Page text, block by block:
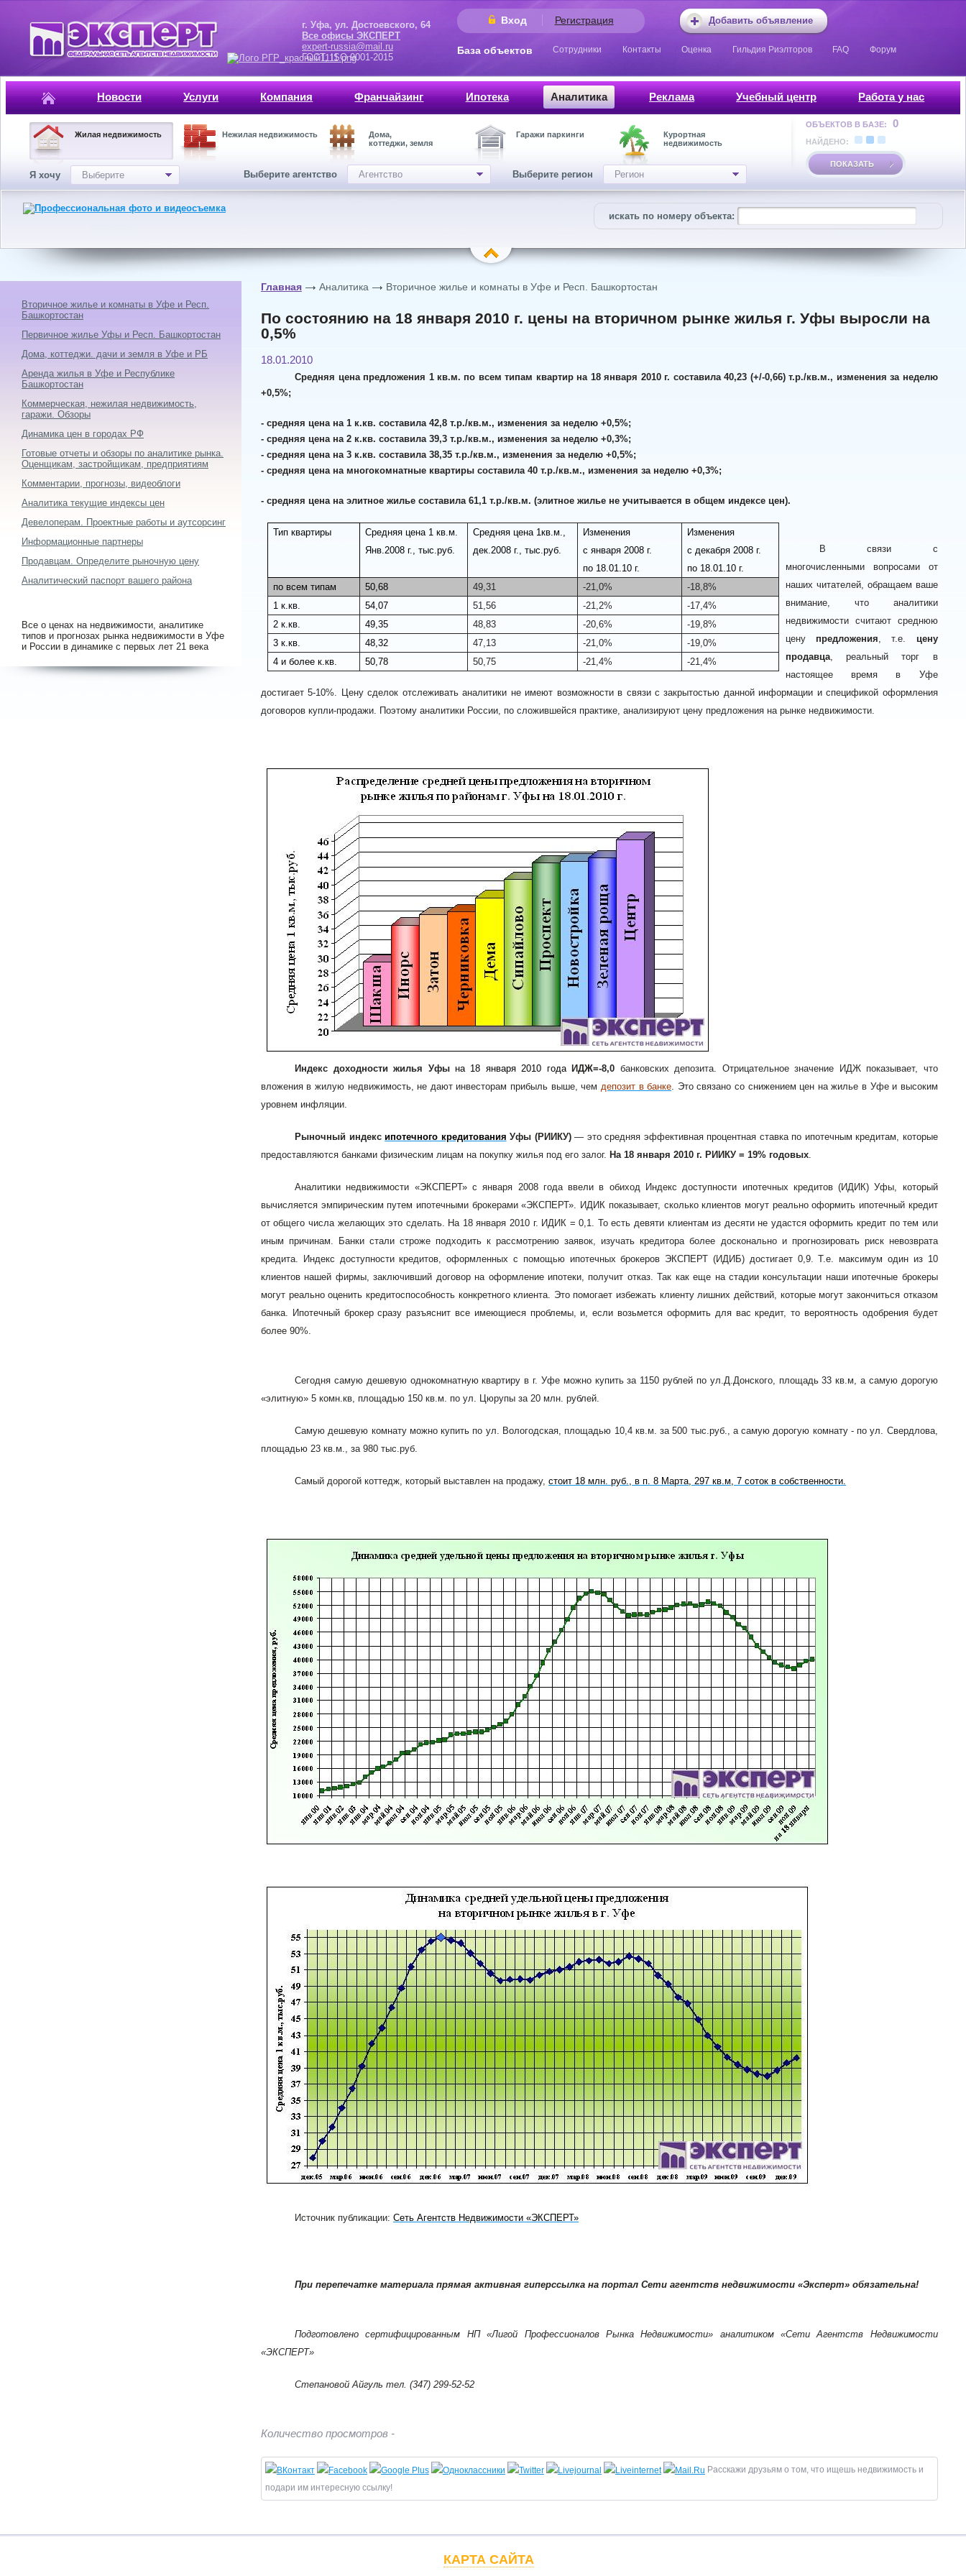
Добавить объявление
Вход Регистрация
г. Уфа, ул. Достоевского, 64
Все офисы ЭКСПЕРТ
expert-russia@mail.ru
ГОСТ, ISO 9001-2015
База объектов Сотрудники Контакты Оценка Гильдия Риэлторов FAQ Форум
Новости Услуги Компания Франчайзинг Ипотека Аналитика Реклама Учебный центр Работа у нас
Жилая недвижимость Нежилая недвижимость
Дома,
коттеджи, земля
Гаражи паркинги
Курортная
недвижимость
Я хочу Выберите Выберите агентство Агентство Выберите регион Регион
ОБЪЕКТОВ В БАЗЕ: 0
НАЙДЕНО:
ПОКАЗАТЬ
искать по номеру объекта:
Главная Аналитика Вторичное жилье и комнаты в Уфе и Респ. Башкортостан
По состоянию на 18 января 2010 г. цены на вторичном рынке жилья г. Уфы выросли на
0,5%
18.01.2010
Средняя цена предложения 1 кв.м. по всем типам квартир на 18 января 2010 г. составила 40,23 (+/-0,66) т.р./кв.м., изменения за неделю
+0,5%;
- средняя цена на 1 к.кв. составила 42,8 т.р./кв.м., изменения за неделю +0,5%;
- средняя цена на 2 к.кв. составила 39,3 т.р./кв.м., изменения за неделю +0,3%;
- средняя цена на 3 к.кв. составила 38,35 т.р./кв.м., изменения за неделю +0,5%;
- средняя цена на многокомнатные квартиры составила 40 т.р./кв.м., изменения за неделю +0,3%;
- средняя цена на элитное жилье составила 61,1 т.р./кв.м. (элитное жилье не учитывается в общем индексе цен).
Тип квартиры
Средняя цена 1 кв.м.
Янв.2008 г., тыс.руб.
Средняя цена 1кв.м.,
дек.2008 г., тыс.руб.
Изменения
с января 2008 г.
по 18.01.10 г.
Изменения
с декабря 2008 г.
по 18.01.10 г.
по всем типам
50,68 49,31 -21,0%
-18,8%
1 к.кв.
54,07 51,56 -21,2%
-17,4%
2 к.кв.
49,35 48,83 -20,6%
-19,8%
3 к.кв.
48,32 47,13 -21,0%
-19,0%
4 и более к.кв.
50,78 50,75 -21,4% -21,4%
В связи с
многочисленными вопросами от
наших читателей, обращаем ваше
внимание, что аналитики
недвижимости считают среднюю
цену предложения, т.е. цену
продавца, реальный торг в
настоящее время в Уфе
достигает 5-10%. Цену сделок отслеживать аналитики не имеют возможности в связи с закрытостью данной информации и спецификой оформления
договоров купли-продажи. Поэтому аналитики России, по сложившейся практике, анализируют цену предложения на рынке недвижимости.
Индекс доходности жилья Уфы на 18 января 2010 года ИДЖ=-8,0 банковских депозита. Отрицательное значение ИДЖ показывает, что
вложения в жилую недвижимость, не дают инвесторам прибыль выше, чем депозит в банке. Это связано со снижением цен на жилье в Уфе и высоким
уровнем инфляции.
Рыночный индексипотечного кредитования Уфы (РИИКУ)— это средняя эффективная процентная ставка по ипотечным кредитам, которые
предоставляются банками физическим лицам на покупку жилья под его залог. На 18 января 2010 г. РИИКУ = 19% годовых.
Аналитики недвижимости «ЭКСПЕРТ» с января 2008 года ввели в обиход Индекс доступности ипотечных кредитов (ИДИК) Уфы, который
вычисляется эмпирическим путем ипотечными брокерами «ЭКСПЕРТ». ИДИК показывает, сколько клиентов могут реально оформить ипотечный кредит
от общего числа желающих это сделать. На 18 января 2010 г. ИДИК = 0,1. То есть девяти клиентам из десяти не удастся оформить кредит по тем или
иным причинам. Банки стали строже подходить к рассмотрению заявок, изучать кредитора более досконально и прогнозировать риск невозврата
кредита. Индекс доступности кредитов, оформленных с помощью ипотечных брокеров ЭКСПЕРТ (ИДИБ) достигает 0,9. Т.е. максимум один из 10
клиентов нашей фирмы, заключивший договор на оформление ипотеки, получит отказ. Так как еще на стадии консультации наши ипотечные брокеры
могут реально оценить кредитоспособность конкретного клиента. Это помогает избежать клиенту лишних действий, которые могут закончиться отказом
банка. Ипотечный брокер сразу разъяснит все имеющиеся проблемы, и, если возьмется оформить для вас кредит, то вероятность одобрения будет
более 90%.
Сегодня самую дешевую однокомнатную квартиру в г. Уфе можно купить за 1150 рублей по ул.Д.Донского, площадь 33 кв.м, а самую дорогую
«элитную» 5 комн.кв, площадью 150 кв.м. по ул. Цюрупы за 20 млн. рублей.
Самую дешевую комнату можно купить по ул. Вологодская, площадью 10,4 кв.м. за 500 тыс.руб., а самую дорогую комнату - по ул. Свердлова,
площадью 23 кв.м., за 980 тыс.руб.
Самый дорогой коттедж, который выставлен на продажу,стоит 18 млн. руб., в п. 8 Марта, 297 кв.м, 7 соток в собственности.
Источник публикации:Сеть Агентств Недвижимости «ЭКСПЕРТ»
При перепечатке материала прямая активная гиперссылка на портал Сети агентств недвижимости «Эксперт» обязательна!
Подготовлено сертифицированным НП «Лигой Профессионалов Рынка Недвижимости» аналитиком «Сети Агентств Недвижимости
«ЭКСПЕРТ»
Степановой Айгуль тел. (347) 299-52-52
Количество просмотров -
Расскажи друзьям о том, что ищешь недвижимость и
подари им интересную ссылку!
Вторичное жилье и комнаты в Уфе и Респ.
Башкортостан
Первичное жилье Уфы и Респ. Башкортостан
Дома, коттеджи. дачи и земля в Уфе и РБ
Аренда жилья в Уфе и Республике
Башкортостан
Коммерческая, нежилая недвижимость,
гаражи. Обзоры
Динамика цен в городах РФ
Готовые отчеты и обзоры по аналитике рынка.
Оценщикам, застройщикам, предприятиям
Комментарии, прогнозы, видеоблоги
Аналитика текущие индексы цен
Девелоперам. Проектные работы и аутсорсинг
Информационные партнеры
Продавцам. Определите рыночную цену
Аналитический паспорт вашего района
Все о ценах на недвижимости, аналитике
типов и прогнозах рынка недвижимости в Уфе
и России в динамике с первых лет 21 века
КАРТА САЙТА